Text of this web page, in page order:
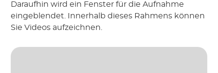
Daraufhin wird ein Fenster für die Aufnahme
eingeblendet. Innerhalb dieses Rahmens können
Sie Videos aufzeichnen.